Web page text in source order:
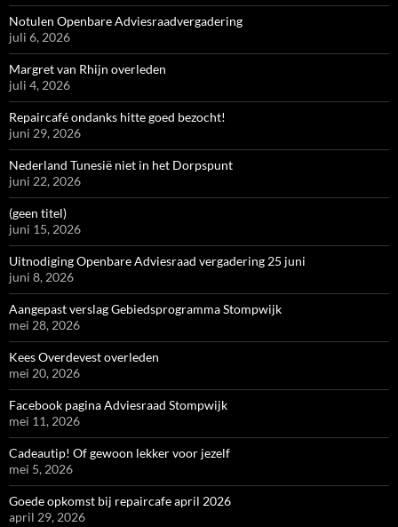
Notulen Openbare Adviesraadvergadering
juli 6, 2026
Margret van Rhijn overleden
juli 4, 2026
Repaircafé ondanks hitte goed bezocht!
juni 29, 2026
Nederland Tunesië niet in het Dorpspunt
juni 22, 2026
(geen titel)
juni 15, 2026
Uitnodiging Openbare Adviesraad vergadering 25 juni
juni 8, 2026
Aangepast verslag Gebiedsprogramma Stompwijk
mei 28, 2026
Kees Overdevest overleden
mei 20, 2026
Facebook pagina Adviesraad Stompwijk
mei 11, 2026
Cadeautip! Of gewoon lekker voor jezelf
mei 5, 2026
Goede opkomst bij repaircafe april 2026
april 29, 2026